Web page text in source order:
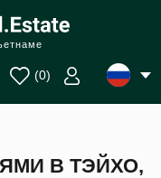
(0)
В ТЭЙХО,